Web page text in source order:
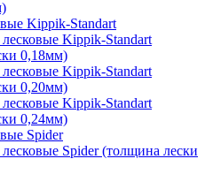
Kippik-Standart
Kippik-Standart
0,18мм)
Kippik-Standart
0,20мм)
Kippik-Standart
0,24мм)
Spider
Spider (толщина лески